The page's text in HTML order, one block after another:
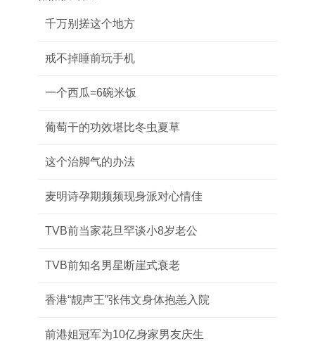
千万别搓这个地方
戒不掉睡前玩手机
一个西瓜=6碗米饭
葡萄干的功效堪比冬虫夏草
这个治脚气的办法
麦明诗孕期频频现身派对心情佳
TVB前当家花旦罕谈小8岁老公
TVB前知名男星断崖式衰老
香港“靓声王”张伟文身体抱恙入院
前港姐冠军为10亿身家男友庆生